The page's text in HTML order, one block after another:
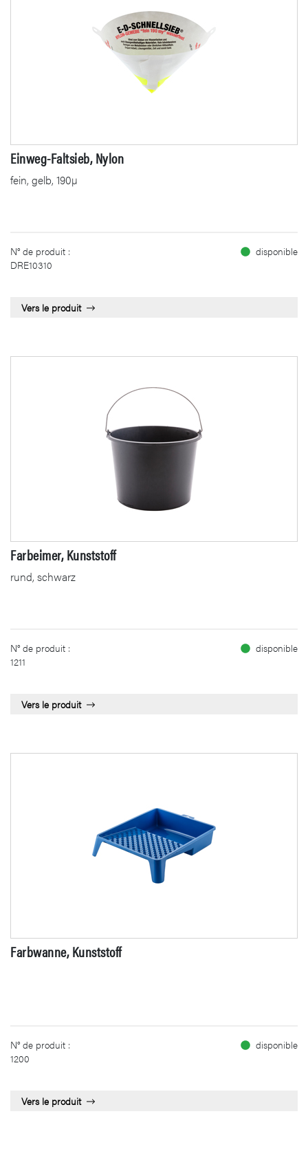
Einweg-Faltsieb, Nylon
fein, gelb, 190µ
N° de produit :
DRE10310
disponible
Vers le produit
Farbeimer, Kunststoff
rund, schwarz
N° de produit :
1211
disponible
Vers le produit
Farbwanne, Kunststoff
N° de produit :
1200
disponible
Vers le produit